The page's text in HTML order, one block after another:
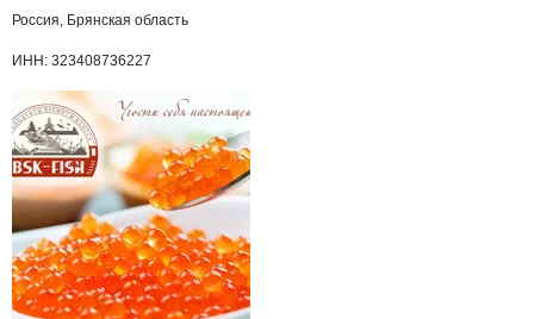
Россия, Брянская область
ИНН: 323408736227